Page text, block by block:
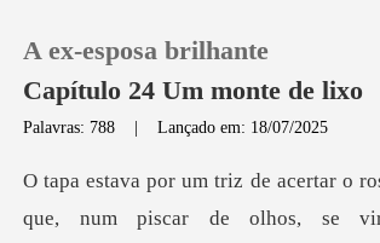
A ex-esposa brilhante
Capítulo 24 Um monte de lixo
Palavras: 788 |Lançado em: 18/07/2025
iscar de olhos, se